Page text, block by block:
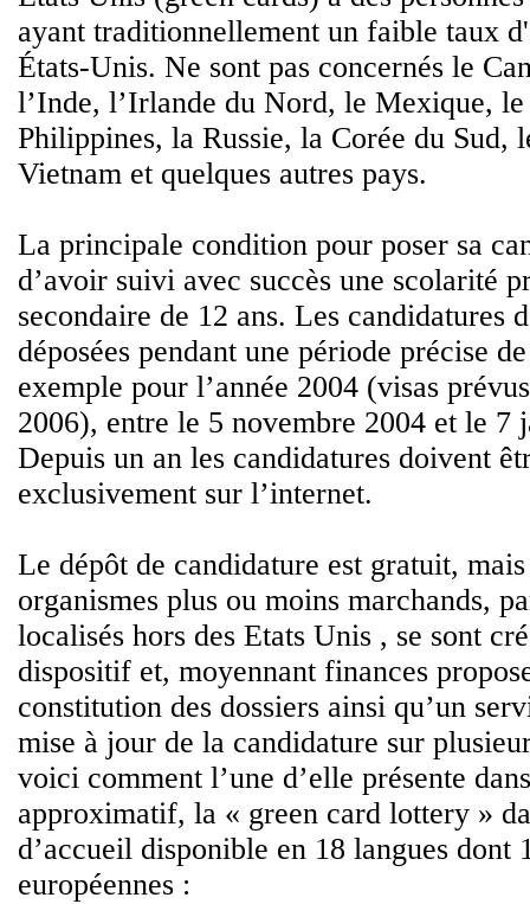
ayant traditionnellement un faible taux
États-Unis. Ne sont pas concernés le
l’Inde, l’Irlande du Nord, le Mexique, le
Philippines, la Russie, la Corée du Sud,
Vietnam et quelques autres pays.
La principale condition pour poser sa
d’avoir suivi avec succès une scolarité
secondaire de 12 ans. Les candidatures
déposées pendant une période précise
exemple pour l’année 2004 (visas
2006), entre le 5 novembre 2004 et le 7
Depuis un an les candidatures doivent
exclusivement sur l’internet.
Le dépôt de candidature est gratuit,
organismes plus ou moins marchands,
localisés hors des Etats Unis , se sont
dispositif et, moyennant finances
constitution des dossiers ainsi qu’un
mise à jour de la candidature sur
voici comment l’une d’elle présente
approximatif, la « green card lottery »
d’accueil disponible en 18 langues dont
européennes :